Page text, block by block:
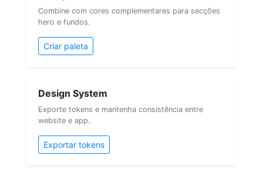
Combine com cores complementares para secções
hero e fundos.
Criar paleta
Design System
Exporte tokens e mantenha consistência entre
website e app.
Exportar tokens